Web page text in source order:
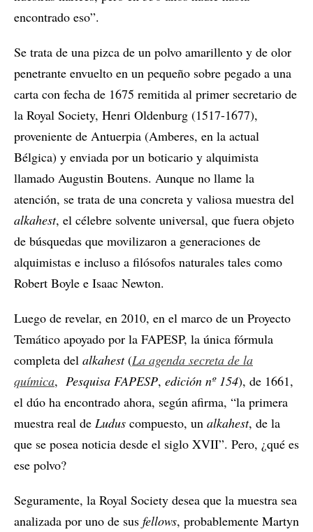
encontrado eso”.
Se trata de una pizca de un polvo amarillento y de olor
penetrante envuelto en un pequeño sobre pegado a una
carta con fecha de 1675 remitida al primer secretario de
la Royal Society, Henri Oldenburg (1517-1677),
proveniente de Antuerpia (Amberes, en la actual
Bélgica) y enviada por un boticario y alquimista
llamado Augustin Boutens. Aunque no llame la
atención, se trata de una concreta y valiosa muestra del
alkahest, el célebre solvente universal, que fuera objeto
de búsquedas que movilizaron a generaciones de
alquimistas e incluso a filósofos naturales tales como
Robert Boyle e Isaac Newton.
Luego de revelar, en 2010, en el marco de un Proyecto
Temático apoyado por la FAPESP, la única fórmula
completa del alkahest(La agenda secreta de la
química, Pesquisa FAPESP, edición nº 154), de 1661,
el dúo ha encontrado ahora, según afirma, “la primera
muestra real de Ludus compuesto, un alkahest, de la
que se posea noticia desde el siglo XVII”. Pero, ¿qué es
ese polvo?
Seguramente, la Royal Society desea que la muestra sea
analizada por uno de sus fellows, probablemente Martyn